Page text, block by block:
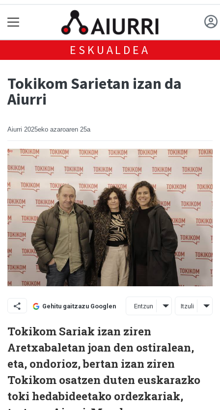
ESKUALDEA
Tokikom Sarietan izan da
Aiurri
Aiurri 2025eko azaroaren 25a
Gehitu gaitzazu Googlen Entzun Itzuli
Tokikom Sariak izan ziren
Aretxabaletan joan den ostiralean,
eta, ondorioz, bertan izan ziren
Tokikom osatzen duten euskarazko
toki hedabideetako ordezkariak,